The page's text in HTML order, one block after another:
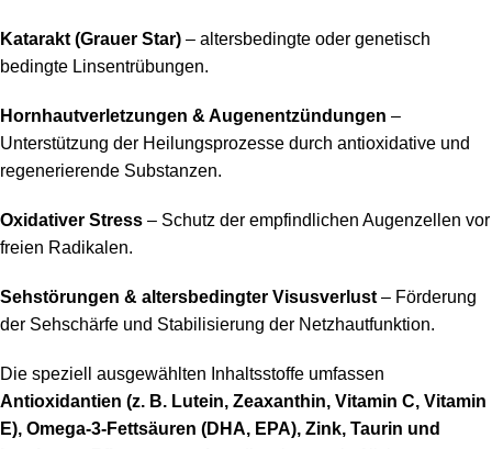
Katarakt (Grauer Star) – altersbedingte oder genetisch
bedingte Linsentrübungen.
Hornhautverletzungen & Augenentzündungen –
Unterstützung der Heilungsprozesse durch antioxidative und
regenerierende Substanzen.
Oxidativer Stress – Schutz der empfindlichen Augenzellen vor
freien Radikalen.
Sehstörungen & altersbedingter Visusverlust – Förderung
der Sehschärfe und Stabilisierung der Netzhautfunktion.
Die speziell ausgewählten Inhaltsstoffe umfassen
Antioxidantien (z. B. Lutein, Zeaxanthin, Vitamin C, Vitamin
E), Omega-3-Fettsäuren (DHA, EPA), Zink, Taurin und